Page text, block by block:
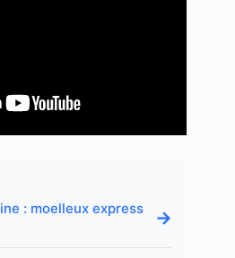
: moelleux express
→